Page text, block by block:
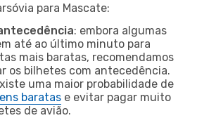
para Mascate:
: embora algumas
até ao último minuto para
mais baratas, recomendamos
os bilhetes com antecedência.
uma maior probabilidade de
baratas e evitar pagar muito
de avião.